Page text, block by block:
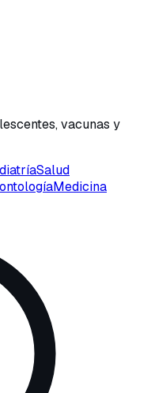
vacunas y
Salud
Medicina